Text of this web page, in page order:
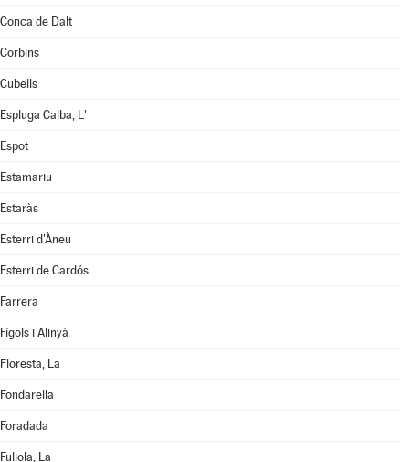
Conca de Dalt
Corbins
Cubells
Espluga Calba, L'
Espot
Estamariu
Estaràs
Esterri d'Àneu
Esterri de Cardós
Farrera
Fígols i Alinyà
Floresta, La
Fondarella
Foradada
Fuliola, La